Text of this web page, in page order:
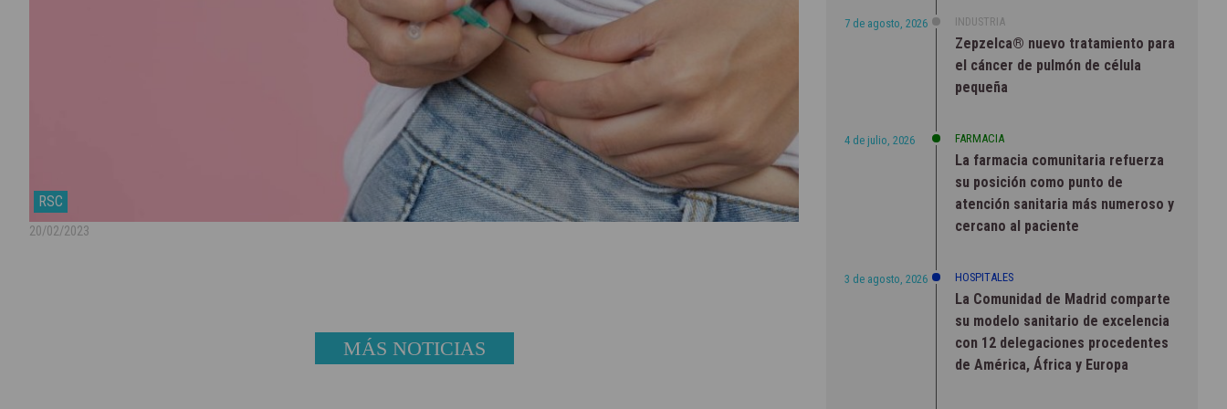
RSC
20/02/2023
MÁS NOTICIAS
7 de agosto, 2026 INDUSTRIA
Zepzelca® nuevo tratamiento para
el cáncer de pulmón de célula
pequeña
4 de julio, 2026 FARMACIA
La farmacia comunitaria refuerza
su posición como punto de
atención sanitaria más numeroso y
cercano al paciente
3 de agosto, 2026 HOSPITALES
La Comunidad de Madrid comparte
su modelo sanitario de excelencia
con 12 delegaciones procedentes
de América, África y Europa